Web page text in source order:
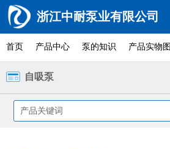
浙江中耐泵业有限公司
首页 产品中心 泵的知识 产品实物图
自吸泵